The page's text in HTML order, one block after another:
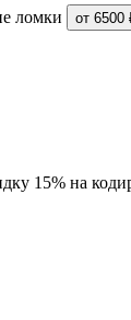
ломки от 6500
15% на